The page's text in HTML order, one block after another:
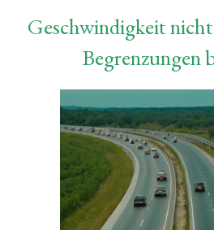
Geschwindigkeit
Begrenzungen